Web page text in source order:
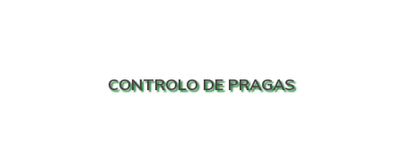
CONTROLO DE PRAGAS